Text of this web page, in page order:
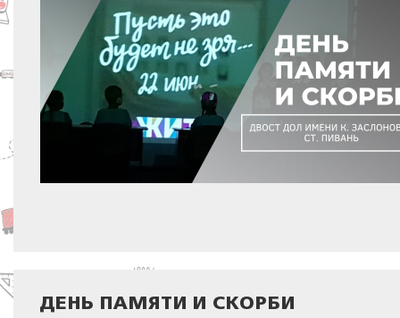
ДЕНЬ ПАМЯТИ И СКОРБИ